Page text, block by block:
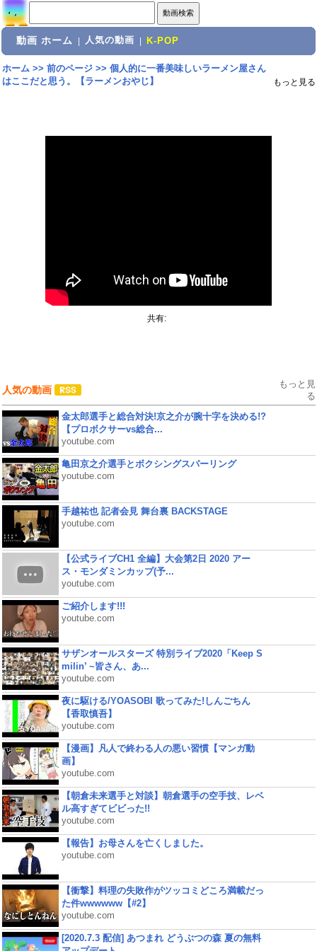
動画 ホーム 人気の動画 K-POP
ホーム>> 前のページ>> 個人的に一番美味しいラーメン屋さん
はここだと思う。【ラーメンおやじ】
もっと見る
共有:
人気の動画
もっと見
る
金太郎選手と総合対決!京之介が腕十字を決める!?
【プロボクサーvs総合...
youtube.com
亀田京之介選手とボクシングスパーリング
youtube.com
手越祐也 記者会見 舞台裏 BACKSTAGE
youtube.com
【公式ライブCH1 全編】大会第2日 2020 アー
ス・モンダミンカップ(予...
youtube.com
ご紹介します!!!
youtube.com
サザンオールスターズ 特別ライブ2020「Keep S
milin’ ~皆さん、あ...
youtube.com
夜に駆ける/YOASOBI 歌ってみた!しんごちん
【香取慎吾】
youtube.com
【漫画】凡人で終わる人の悪い習慣【マンガ動
画】
youtube.com
【朝倉未来選手と対談】朝倉選手の空手技、レベ
ル高すぎてビビった!!
youtube.com
【報告】お母さんを亡くしました。
youtube.com
【衝撃】料理の失敗作がツッコミどころ満載だっ
た件wwwwww【#2】
youtube.com
[2020.7.3 配信] あつまれ どうぶつの森 夏の無料